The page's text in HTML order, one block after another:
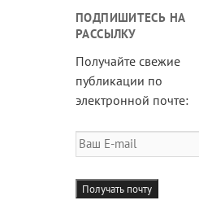
ПОДПИШИТЕСЬ НА
РАССЫЛКУ
Получайте свежие
публикации по
электронной почте:
Ваш
E-
mail
Получать почту